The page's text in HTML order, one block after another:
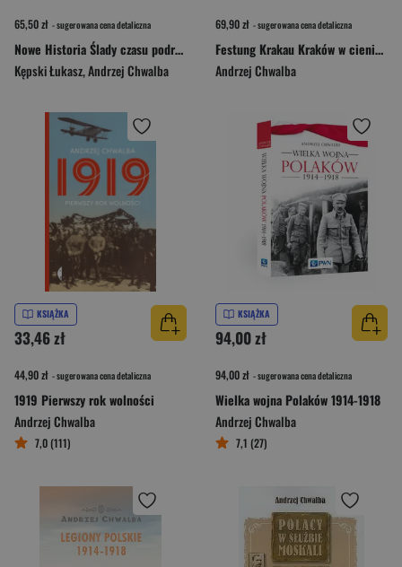
65,50 zł - sugerowana cena detaliczna
Nowe Historia Ślady czasu podręcznik 3 liceum technikum zakres podstawowy i rozszerzony Lata 1815-1939
Kępski Łukasz,Andrzej Chwalba
69,90 zł - sugerowana cena detaliczna
Festung Krakau Kraków w cieniu twierdzy (1850-1919)
Andrzej Chwalba
KSIĄŻKA
33,46 zł
44,90 zł - sugerowana cena detaliczna
1919 Pierwszy rok wolności
Andrzej Chwalba
7,0 (111)
KSIĄŻKA
94,00 zł
94,00 zł - sugerowana cena detaliczna
Wielka wojna Polaków 1914-1918
Andrzej Chwalba
7,1 (27)